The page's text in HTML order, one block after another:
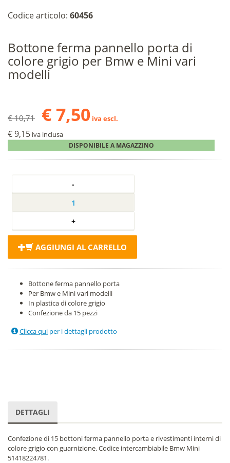
Codice articolo: 60456
Bottone ferma pannello porta di
colore grigio per Bmw e Mini vari
modelli
€ 10,71 € 7,50 iva escl.
€ 9,15 iva inclusa
DISPONIBILE A MAGAZZINO
AGGIUNGI AL CARRELLO
Bottone ferma pannello porta
Per Bmw e Mini vari modelli
In plastica di colore grigio
Confezione da 15 pezzi
Clicca qui per i dettagli prodotto
DETTAGLI
Confezione di 15 bottoni ferma pannello porta e rivestimenti interni di
colore grigio con guarnizione. Codice intercambiabile Bmw Mini
51418224781.